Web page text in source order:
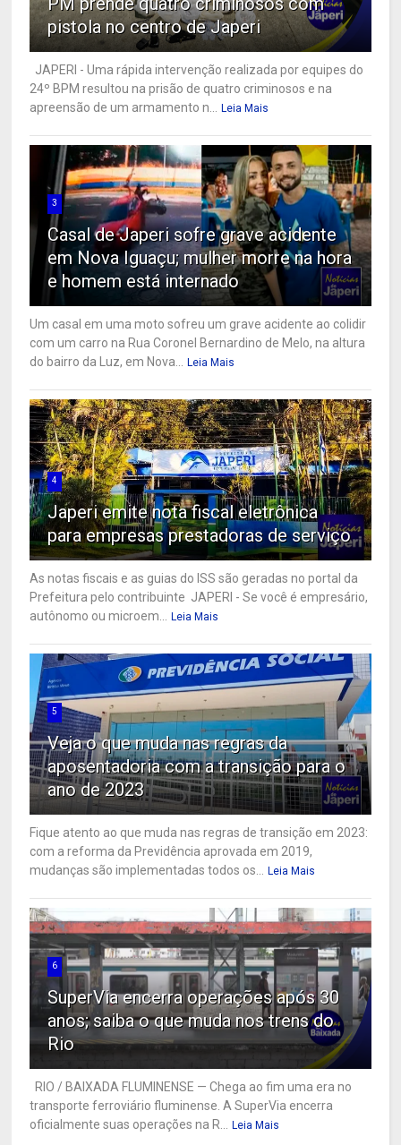
pistola no centro de Japeri
JAPERI - Uma rápida intervenção realizada por equipes do
24º BPM resultou na prisão de quatro criminosos e na
apreensão de um armamento n...
Leia Mais
3
Casal de Japeri sofre grave acidente
em Nova Iguaçu; mulher morre na hora
e homem está internado
Um casal em uma moto sofreu um grave acidente ao colidir
com um carro na Rua Coronel Bernardino de Melo, na altura
do bairro da Luz, em Nova...
Leia Mais
4
Japeri emite nota fiscal eletrônica
para empresas prestadoras de serviço
As notas fiscais e as guias do ISS são geradas no portal da
Prefeitura pelo contribuinte JAPERI - Se você é empresário,
autônomo ou microem...
Leia Mais
5
Veja o que muda nas regras da
aposentadoria com a transição para o
ano de 2023
Fique atento ao que muda nas regras de transição em 2023:
com a reforma da Previdência aprovada em 2019,
mudanças são implementadas todos os...
Leia Mais
6
SuperVia encerra operações após 30
anos; saiba o que muda nos trens do
Rio
RIO / BAIXADA FLUMINENSE — Chega ao fim uma era no
transporte ferroviário fluminense. A SuperVia encerra
oficialmente suas operações na R...
Leia Mais